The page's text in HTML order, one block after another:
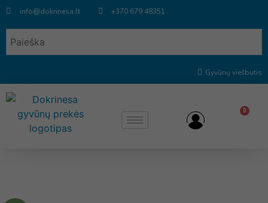
info@dokrinesa.lt +370 679 48351
Gyvūnų viešbutis
0